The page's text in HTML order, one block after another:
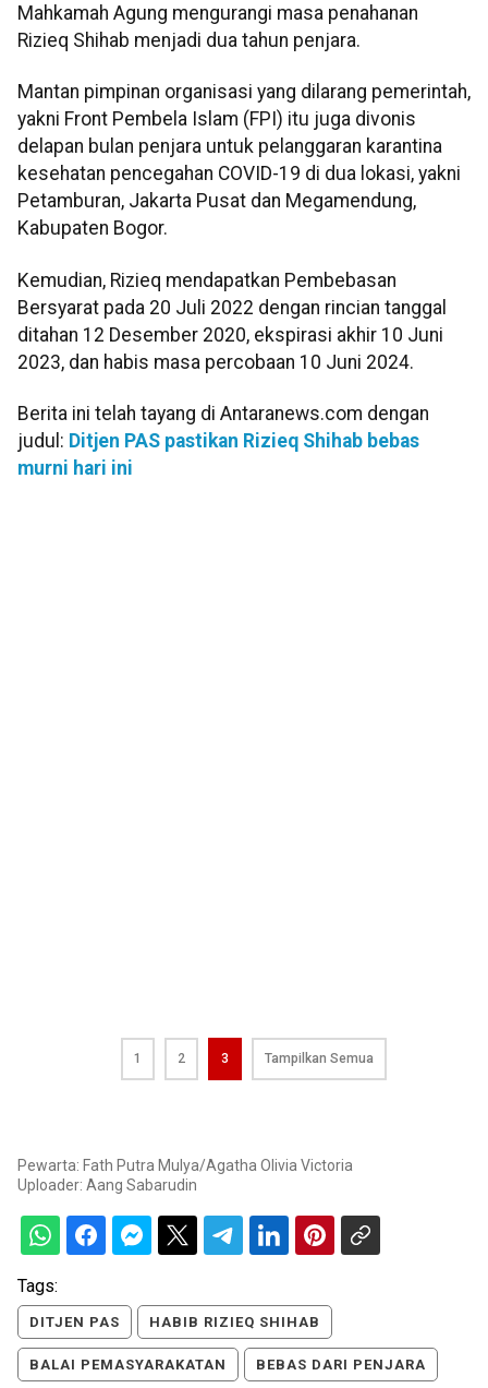
Mahkamah Agung mengurangi masa penahanan
Rizieq Shihab menjadi dua tahun penjara.
Mantan pimpinan organisasi yang dilarang pemerintah,
yakni Front Pembela Islam (FPI) itu juga divonis
delapan bulan penjara untuk pelanggaran karantina
kesehatan pencegahan COVID-19 di dua lokasi, yakni
Petamburan, Jakarta Pusat dan Megamendung,
Kabupaten Bogor.
Kemudian, Rizieq mendapatkan Pembebasan
Bersyarat pada 20 Juli 2022 dengan rincian tanggal
ditahan 12 Desember 2020, ekspirasi akhir 10 Juni
2023, dan habis masa percobaan 10 Juni 2024.
Berita ini telah tayang di Antaranews.com dengan
judul: Ditjen PAS pastikan Rizieq Shihab bebas
murni hari ini
1 2 3 Tampilkan Semua
Pewarta: Fath Putra Mulya/Agatha Olivia Victoria
Uploader: Aang Sabarudin
Tags:
DITJEN PAS HABIB RIZIEQ SHIHAB
BALAI PEMASYARAKATAN BEBAS DARI PENJARA